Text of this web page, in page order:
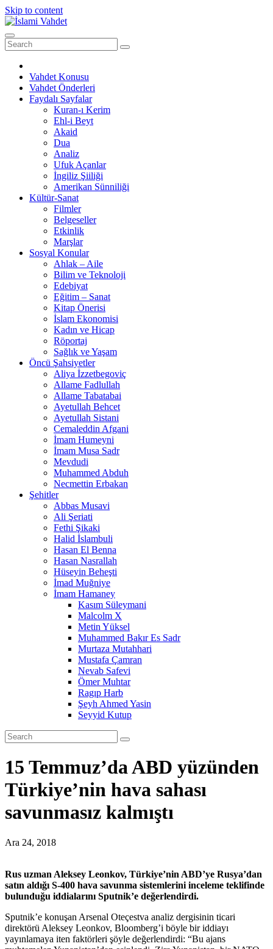
Skip to content
Vahdet Konusu
Vahdet Önderleri
Faydalı Sayfalar
Kuran-ı Kerim
Ehl-i Beyt
Akaid
Dua
Analiz
Ufuk Açanlar
İngiliz Şiiliği
Amerikan Sünniliği
Kültür-Sanat
Filmler
Belgeseller
Etkinlik
Marşlar
Sosyal Konular
Ahlak – Aile
Bilim ve Teknoloji
Edebiyat
Eğitim – Sanat
Kitap Önerisi
İslam Ekonomisi
Kadın ve Hicap
Röportaj
Sağlık ve Yaşam
Öncü Şahsiyetler
Aliya İzzetbegoviç
Allame Fadlullah
Allame Tabatabai
Ayetullah Behcet
Ayetullah Sistani
Cemaleddin Afgani
İmam Humeyni
İmam Musa Sadr
Mevdudi
Muhammed Abduh
Necmettin Erbakan
Şehitler
Abbas Musavi
Ali Şeriati
Fethi Şikaki
Halid İslambuli
Hasan El Benna
Hasan Nasrallah
Hüseyin Beheşti
İmad Muğniye
İmam Hamaney
Kasım Süleymani
Malcolm X
Metin Yüksel
Muhammed Bakır Es Sadr
Murtaza Mutahhari
Mustafa Çamran
Nevab Safevi
Ömer Muhtar
Ragıp Harb
Şeyh Ahmed Yasin
Seyyid Kutup
15 Temmuz’da ABD yüzünden
Türkiye’nin hava sahası
savunmasız kalmıştı
Ara 24, 2018
Rus uzman Aleksey Leonkov, Türkiye’nin ABD’ye Rusya’dan
satın aldığı S-400 hava savunma sistemlerini inceleme teklifinde
bulunduğu iddialarını Sputnik’e değerlendirdi.
Sputnik’e konuşan Arsenal Oteçestva analiz dergisinin ticari
direktörü Aleksey Leonkov, Bloomberg’i böyle bir iddiayı
yayınlamaya iten faktörleri şöyle değerlendirdi: “Bu ajans